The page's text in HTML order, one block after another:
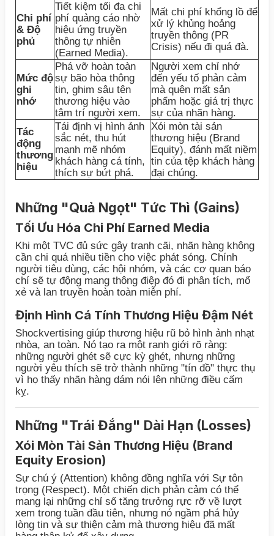
Chi phí
& Độ
phủ
Tiết kiệm tối đa chi
phí quảng cáo nhờ
hiệu ứng truyền
thông tự nhiên
(Earned Media).
Mất chi phí khổng lồ để
xử lý khủng hoảng
truyền thông (PR
Crisis) nếu đi quá đà.
Mức độ
ghi
nhớ
Phá vỡ hoàn toàn
sự bão hòa thông
tin, ghim sâu tên
thương hiệu vào
tâm trí người xem.
Người xem chỉ nhớ
đến yếu tố phản cảm
mà quên mất sản
phẩm hoặc giá trị thực
sự của nhãn hàng.
Tác
động
thương
hiệu
Tái định vị hình ảnh
sắc nét, thu hút
mạnh mẽ nhóm
khách hàng cá tính,
thích sự bứt phá.
Xói mòn tài sản
thương hiệu (Brand
Equity), đánh mất niềm
tin của tệp khách hàng
đại chúng.
Những "Quả Ngọt" Tức Thì (Gains)
Tối Ưu Hóa Chi Phí Earned Media
Khi một TVC đủ sức gây tranh cãi, nhãn hàng không
cần chi quá nhiều tiền cho việc phát sóng. Chính
người tiêu dùng, các hội nhóm, và các cơ quan báo
chí sẽ tự động mang thông điệp đó đi phân tích, mổ
xẻ và lan truyền hoàn toàn miễn phí.
Định Hình Cá Tính Thương Hiệu Đậm Nét
Shockvertising giúp thương hiệu rũ bỏ hình ảnh nhạt
nhòa, an toàn. Nó tạo ra một ranh giới rõ ràng:
những người ghét sẽ cực kỳ ghét, nhưng những
người yêu thích sẽ trở thành những "tín đồ" thực thụ
vì họ thấy nhãn hàng dám nói lên những điều cấm
kỵ.
Những "Trái Đắng" Dài Hạn (Losses)
Xói Mòn Tài Sản Thương Hiệu (Brand
Equity Erosion)
Sự chú ý (Attention) không đồng nghĩa với Sự tôn
trọng (Respect). Một chiến dịch phản cảm có thể
mang lại những chỉ số tăng trưởng rực rỡ về lượt
xem trong tuần đầu tiên, nhưng nó ngầm phá hủy
lòng tin và sự thiện cảm mà thương hiệu đã mất